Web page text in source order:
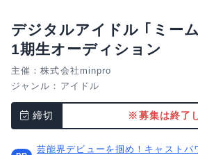
デジタルアイドル ｢ミー
1期生オーディション
主催：株式会社minpro
ジャンル： アイドル
締切 ※募集は終了
芸能界デビューを掴め！キャストパ